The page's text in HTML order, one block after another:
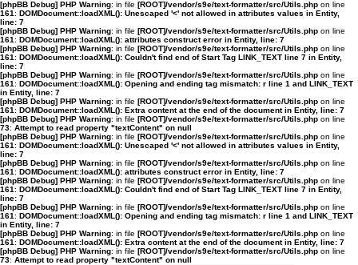
[phpBB Debug] PHP Warning: in file [ROOT]/vendor/s9e/text-formatter/src/Utils.php on line
161: DOMDocument::loadXML(): Unescaped '<' not allowed in attributes values in Entity,
line: 7
[phpBB Debug] PHP Warning: in file [ROOT]/vendor/s9e/text-formatter/src/Utils.php on line
161: DOMDocument::loadXML(): attributes construct error in Entity, line: 7
[phpBB Debug] PHP Warning: in file [ROOT]/vendor/s9e/text-formatter/src/Utils.php on line
161: DOMDocument::loadXML(): Couldn't find end of Start Tag LINK_TEXT line 7 in Entity,
line: 7
[phpBB Debug] PHP Warning: in file [ROOT]/vendor/s9e/text-formatter/src/Utils.php on line
161: DOMDocument::loadXML(): Opening and ending tag mismatch: r line 1 and LINK_TEXT
in Entity, line: 7
[phpBB Debug] PHP Warning: in file [ROOT]/vendor/s9e/text-formatter/src/Utils.php on line
161: DOMDocument::loadXML(): Extra content at the end of the document in Entity, line: 7
[phpBB Debug] PHP Warning: in file [ROOT]/vendor/s9e/text-formatter/src/Utils.php on line
73: Attempt to read property "textContent" on null
[phpBB Debug] PHP Warning: in file [ROOT]/vendor/s9e/text-formatter/src/Utils.php on line
161: DOMDocument::loadXML(): Unescaped '<' not allowed in attributes values in Entity,
line: 7
[phpBB Debug] PHP Warning: in file [ROOT]/vendor/s9e/text-formatter/src/Utils.php on line
161: DOMDocument::loadXML(): attributes construct error in Entity, line: 7
[phpBB Debug] PHP Warning: in file [ROOT]/vendor/s9e/text-formatter/src/Utils.php on line
161: DOMDocument::loadXML(): Couldn't find end of Start Tag LINK_TEXT line 7 in Entity,
line: 7
[phpBB Debug] PHP Warning: in file [ROOT]/vendor/s9e/text-formatter/src/Utils.php on line
161: DOMDocument::loadXML(): Opening and ending tag mismatch: r line 1 and LINK_TEXT
in Entity, line: 7
[phpBB Debug] PHP Warning: in file [ROOT]/vendor/s9e/text-formatter/src/Utils.php on line
161: DOMDocument::loadXML(): Extra content at the end of the document in Entity, line: 7
[phpBB Debug] PHP Warning: in file [ROOT]/vendor/s9e/text-formatter/src/Utils.php on line
73: Attempt to read property "textContent" on null